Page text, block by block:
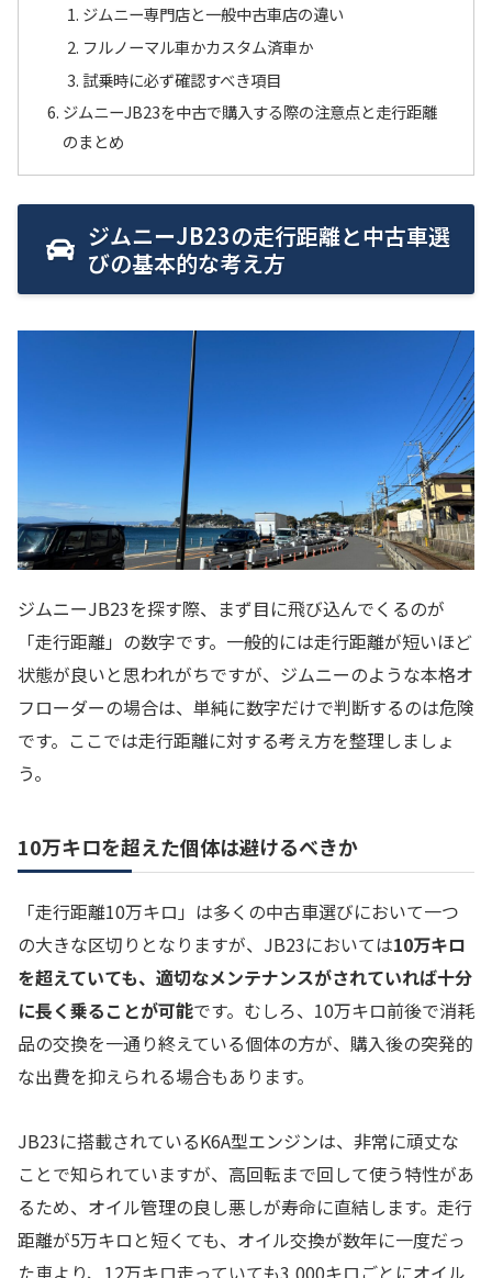
ジムニー専門店と一般中古車店の違い
フルノーマル車かカスタム済車か
試乗時に必ず確認すべき項目
ジムニーJB23を中古で購入する際の注意点と走行距離
のまとめ
ジムニーJB23の走行距離と中古車選
びの基本的な考え方
ジムニーJB23を探す際、まず目に飛び込んでくるのが
「走行距離」の数字です。一般的には走行距離が短いほど
状態が良いと思われがちですが、ジムニーのような本格オ
フローダーの場合は、単純に数字だけで判断するのは危険
です。ここでは走行距離に対する考え方を整理しましょ
う。
10万キロを超えた個体は避けるべきか
「走行距離10万キロ」は多くの中古車選びにおいて一つ
の大きな区切りとなりますが、JB23においては10万キロ
を超えていても、適切なメンテナンスがされていれば十分
に長く乗ることが可能です。むしろ、10万キロ前後で消耗
品の交換を一通り終えている個体の方が、購入後の突発的
な出費を抑えられる場合もあります。
JB23に搭載されているK6A型エンジンは、非常に頑丈な
ことで知られていますが、高回転まで回して使う特性があ
るため、オイル管理の良し悪しが寿命に直結します。走行
距離が5万キロと短くても、オイル交換が数年に一度だっ
た車より、12万キロ走っていても3,000キロごとにオイル